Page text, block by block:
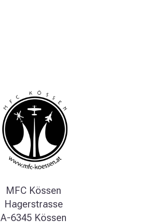
MFC Kössen
Hagerstrasse
A-6345 Kössen